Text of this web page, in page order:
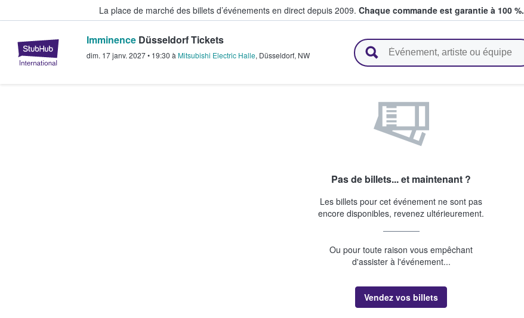
La place de marché des billets d’événements en direct depuis 2009. Chaque commande est garantie à 100 %.
StubHub - Où les fans achètent et vendent des billets
Imminence Düsseldorf Tickets
dim. 17 janv. 2027• 19:30 à Mitsubishi Electric Halle, Düsseldorf, NW
Pas de billets... et maintenant ?
Les billets pour cet événement ne sont pas
encore disponibles, revenez ultérieurement.
Ou pour toute raison vous empêchant
d'assister à l'événement...
Vendez vos billets